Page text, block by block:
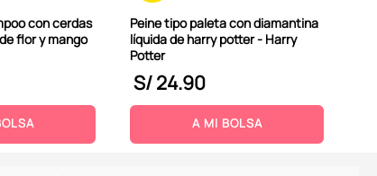
con cerdas
flor y mango
Peine tipo paleta con diamantina
líquida de harry potter - Harry
Potter
S/24.90
A MI BOLSA